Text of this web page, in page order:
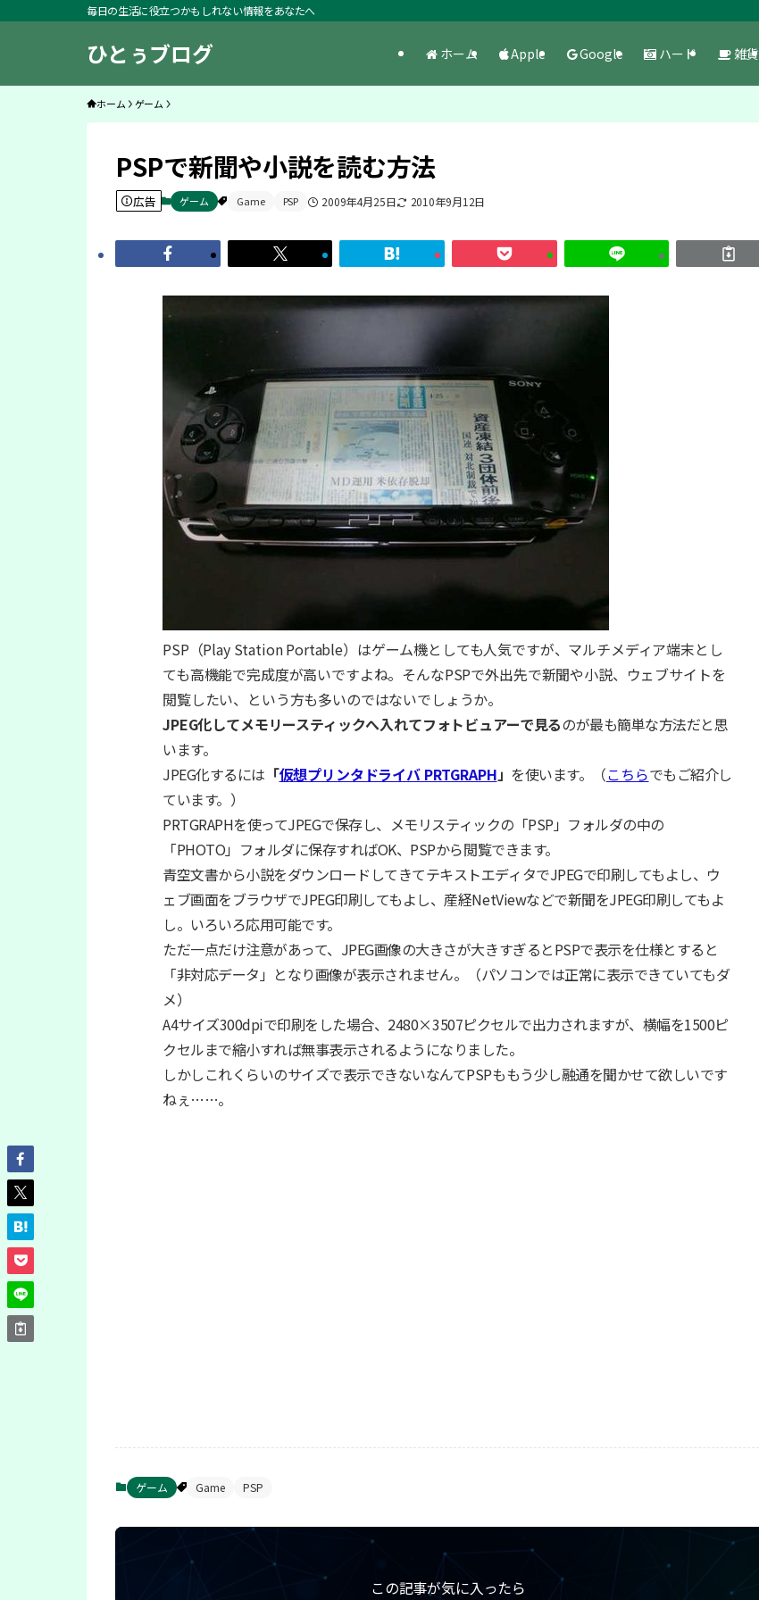
毎日の生活に役立つかもしれない情報をあなたへ
ひとぅブログ ホーム Apple Google ハード 雑貨
ホーム ゲーム
PSPで新聞や小説を読む方法
広告 ゲーム Game PSP 2009年4月25日 2010年9月12日
PSP（Play Station Portable）はゲーム機としても人気ですが、マルチメディア端末とし
ても高機能で完成度が高いですよね。そんなPSPで外出先で新聞や小説、ウェブサイトを
閲覧したい、という方も多いのではないでしょうか。
JPEG化してメモリースティックへ入れてフォトビュアーで見るのが最も簡単な方法だと思
います。
JPEG化するには 「仮想プリンタドライバ PRTGRAPH」 を使います。（こちらでもご紹介し
ています。）
PRTGRAPHを使ってJPEGで保存し、メモリスティックの「PSP」フォルダの中の
「PHOTO」フォルダに保存すればOK、PSPから閲覧できます。
青空文書から小説をダウンロードしてきてテキストエディタでJPEGで印刷してもよし、ウ
ェブ画面をブラウザでJPEG印刷してもよし、産経NetViewなどで新聞をJPEG印刷してもよ
し。いろいろ応用可能です。
ただ一点だけ注意があって、JPEG画像の大きさが大きすぎるとPSPで表示を仕様とすると
「非対応データ」となり画像が表示されません。（パソコンでは正常に表示できていてもダ
メ）
A4サイズ300dpiで印刷をした場合、2480×3507ピクセルで出力されますが、横幅を1500ピ
クセルまで縮小すれば無事表示されるようになりました。
しかしこれくらいのサイズで表示できないなんてPSPももう少し融通を聞かせて欲しいです
ねぇ……。
ゲーム Game PSP
この記事が気に入ったら